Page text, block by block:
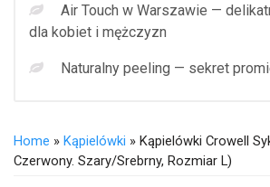
Air Touch w Warszawie —
dla kobiet i mężczyzn
Naturalny peeling — sekret
Home » Kąpielówki » Kąpielówki Crowell
Czerwony. Szary/Srebrny, Rozmiar L)